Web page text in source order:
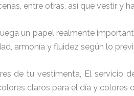
entre otras, así que vestir
un papel realmente
armonía y fluidez según lo
de tu vestimenta, El servicio
claros para el día y colores